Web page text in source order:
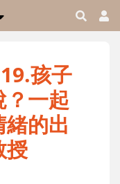
孩子
一起
的出
授